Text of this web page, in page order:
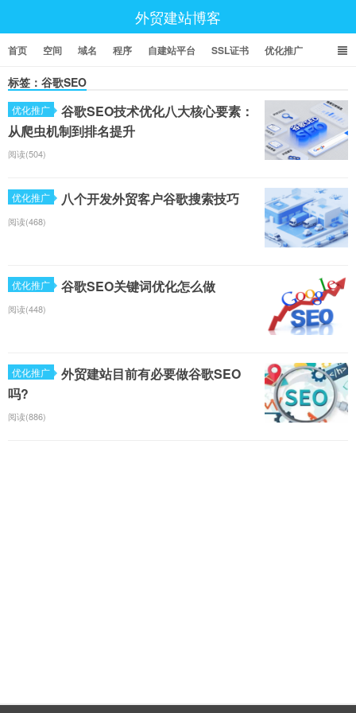
外贸建站博客
首页 空间 域名 程序 自建站平台 SSL证书 优化推广
标签：谷歌SEO
优化推广
谷歌SEO技术优化八大核心要素：
从爬虫机制到排名提升
阅读(504)
优化推广 八个开发外贸客户谷歌搜索技巧
阅读(468)
优化推广 谷歌SEO关键词优化怎么做
阅读(448)
优化推广
外贸建站目前有必要做谷歌SEO
吗?
阅读(886)